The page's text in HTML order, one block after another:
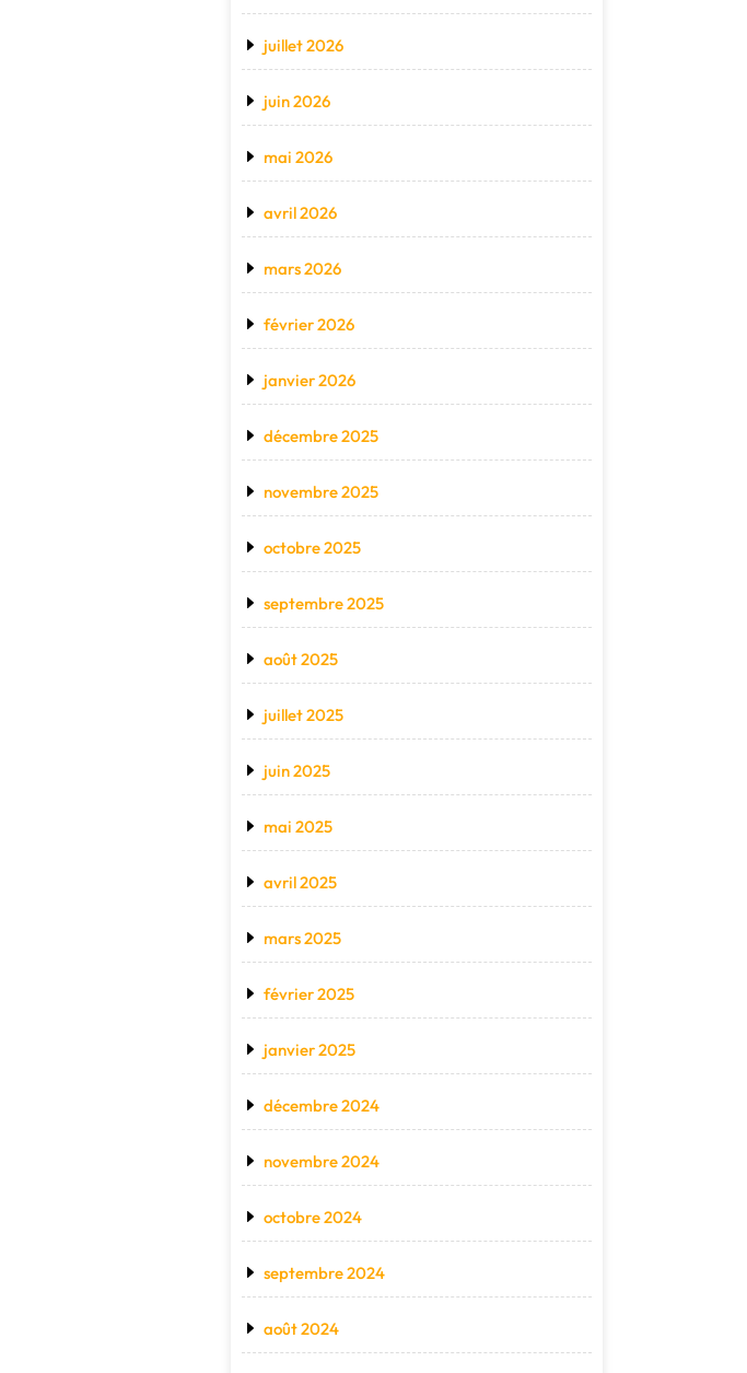
juillet 2026
juin 2026
mai 2026
avril 2026
mars 2026
février 2026
janvier 2026
décembre 2025
novembre 2025
octobre 2025
septembre 2025
août 2025
juillet 2025
juin 2025
mai 2025
avril 2025
mars 2025
février 2025
janvier 2025
décembre 2024
novembre 2024
octobre 2024
septembre 2024
août 2024